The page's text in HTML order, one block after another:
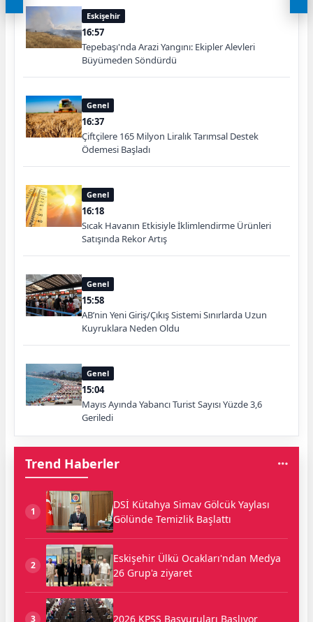
Eskişehir
16:57
Tepebaşı'nda Arazi Yangını: Ekipler Alevleri
Büyümeden Söndürdü
Genel
16:37
Çiftçilere 165 Milyon Liralık Tarımsal Destek
Ödemesi Başladı
Genel
16:18
Sıcak Havanın Etkisiyle İklimlendirme Ürünleri
Satışında Rekor Artış
Genel
15:58
AB’nin Yeni Giriş/Çıkış Sistemi Sınırlarda Uzun
Kuyruklara Neden Oldu
Genel
15:04
Mayıs Ayında Yabancı Turist Sayısı Yüzde 3,6
Geriledi
Trend Haberler
1
DSİ Kütahya Simav Gölcük Yaylası
Gölünde Temizlik Başlattı
2
Eskişehir Ülkü Ocakları'ndan Medya
26 Grup'a ziyaret
3 2026 KPSS Başvuruları Başlıyor